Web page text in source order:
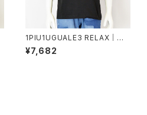
1PIU1UGUALE3 RELAX｜グラ
デーションラインストーン半袖T
シャツ｜ウノピゥウノウグァーレ
¥7,682